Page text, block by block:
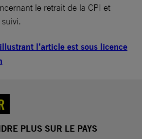
le retrait de la CPI et
l’article est sous licence
PLUS SUR LE PAYS